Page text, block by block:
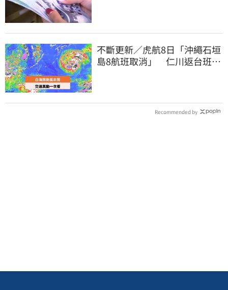
不斷更新／虎航8日「沖繩石垣
島8航班取消」 仁川返台班機
Recommended by